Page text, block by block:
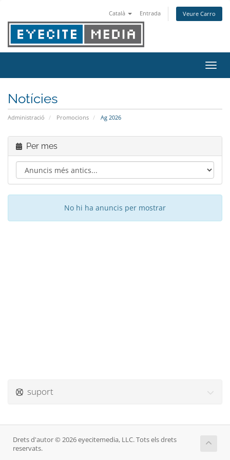
Català Entrada Veure Carro
Notícies
Administració Promocions Ag 2026
Per mes
No hi ha anuncis per mostrar
suport
Drets d'autor © 2026 eyecitemedia, LLC. Tots els drets
reservats.